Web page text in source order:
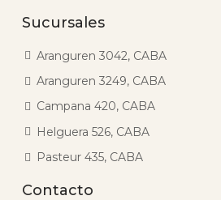
Sucursales
Aranguren 3042, CABA
Aranguren 3249, CABA
Campana 420, CABA
Helguera 526, CABA
Pasteur 435, CABA
Contacto